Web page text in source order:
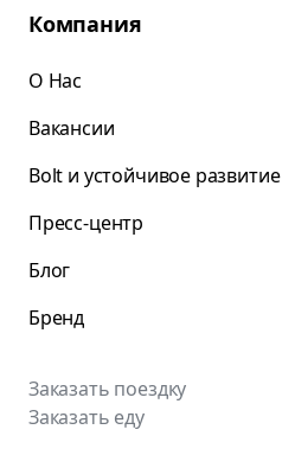
Компания
О Нас
Вакансии
Bolt и устойчивое развитие
Пресс-центр
Блог
Бренд
Заказать поездку
Заказать еду